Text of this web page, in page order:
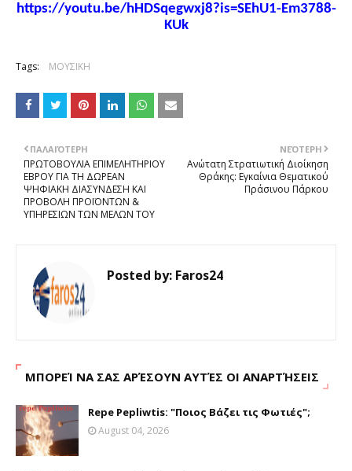
https://youtu.be/hHDSqegwxj8?is=SEhU1-Em3788-
KUk
Tags: ΜΟΥΣΙΚΗ
ΝΕΌΤΕΡΗ
Ανώτατη Στρατιωτική Διοίκηση
Θράκης: Εγκαίνια Θεματικού
Πράσινου Πάρκου
ΠΑΛΑΙΌΤΕΡΗ
ΠΡΩΤΟΒΟΥΛΙΑ ΕΠΙΜΕΛΗΤΗΡΙΟΥ
ΕΒΡΟΥ ΓΙΑ ΤΗ ΔΩΡΕΑΝ
ΨΗΦΙΑΚΗ ΔΙΑΣΥΝΔΕΣΗ ΚΑΙ
ΠΡΟΒΟΛΗ ΠΡΟΪΟΝΤΩΝ &
ΥΠΗΡΕΣΙΩΝ ΤΩΝ ΜΕΛΩΝ ΤΟΥ
Posted by: Faros24
ΜΠΟΡΕΊ ΝΑ ΣΑΣ ΑΡΈΣΟΥΝ ΑΥΤΈΣ ΟΙ ΑΝΑΡΤΉΣΕΙΣ
Repe Pepliwtis: "Ποιος Βάζει τις Φωτιές";
August 04, 2026